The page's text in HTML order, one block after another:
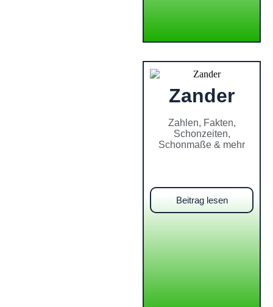
Zander
Zahlen, Fakten,
Schonzeiten,
Schonmaße & mehr
Beitrag lesen